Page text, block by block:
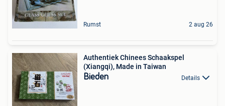
Rumst 2 aug 26
Authentiek Chinees Schaakspel
(Xiangqi), Made in Taiwan
Bieden Details